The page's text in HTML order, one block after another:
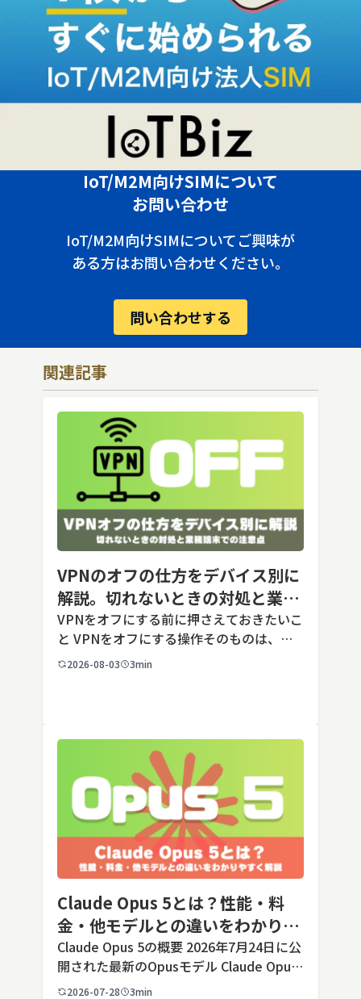
IoT/M2M向けSIMについて
お問い合わせ
IoT/M2M向けSIMについてご興味が
ある方はお問い合わせください。
問い合わせする
関連記事
VPNのオフの仕方をデバイス別に
解説。切れないときの対処と業務
端末での注意点
VPNをオフにする前に押さえておきたいこ
と VPNをオフにする操作そのものは、ど
の端末でも数タップから数クリックで完了
2026-08-03 3min
Claude Opus 5とは？性能・料
金・他モデルとの違いをわかりや
すく解説
Claude Opus 5の概要 2026年7月24日に公
開された最新のOpusモデル Claude Opus
5は、米国のAI企業Anthropic（アンソロピ
2026-07-28 3min